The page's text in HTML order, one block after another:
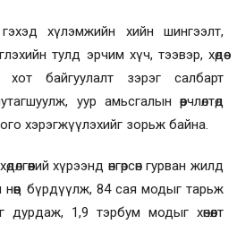
хүлэмжийн хийн шингээлт,
тулд эрчим хүч, тээвэр, хөдөө
байгуулалт зэрэг салбарт
уур амьсгалын өөрчлөлтөд
хэрэгжүүлэхийг зорьж байна.
хүрээнд өнгөрсөн гурван жилд
бүрдүүлж, 84 сая модыг тарьж
дурдаж, 1,9 тэрбум модыг хөнөөлт